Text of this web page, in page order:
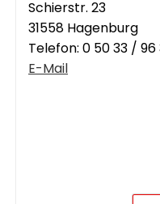
Schierstr. 23
31558 Hagenburg
Telefon: 0 50 33 / 96
E-Mail